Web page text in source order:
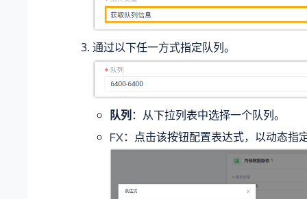
通过以下任一方式指定队列。
队列 ：从下拉列表中选择一个队列。
：点击该按钮配置表达式，以动态指